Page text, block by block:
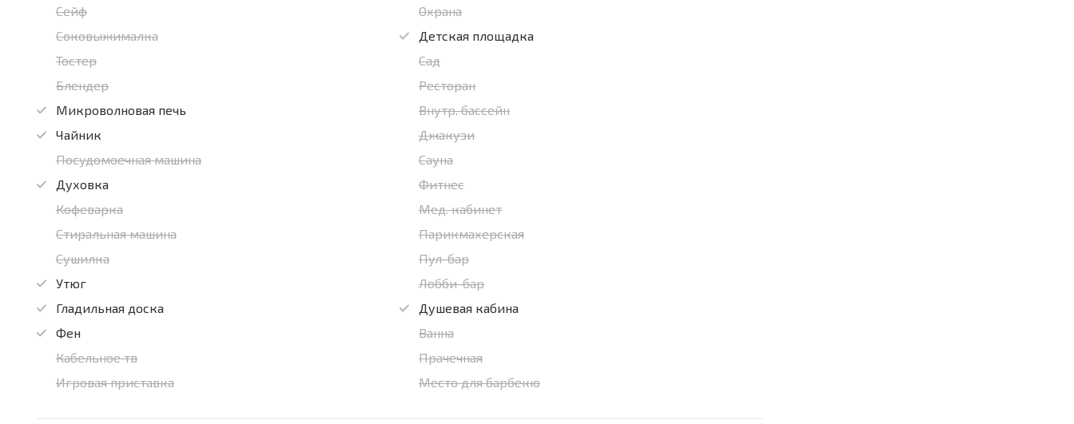
Сейф
Соковыжималка
Тостер
Блендер
Микроволновая печь
Чайник
Посудомоечная машина
Духовка
Кофеварка
Стиральная машина
Сушилка
Утюг
Гладильная доска
Фен
Кабельное тв
Игровая приставка
Охрана
Детская площадка
Сад
Ресторан
Внутр. бассейн
Джакузи
Сауна
Фитнес
Мед. кабинет
Парикмахерская
Пул-бар
Лобби-бар
Душевая кабина
Ванна
Прачечная
Место для барбекю